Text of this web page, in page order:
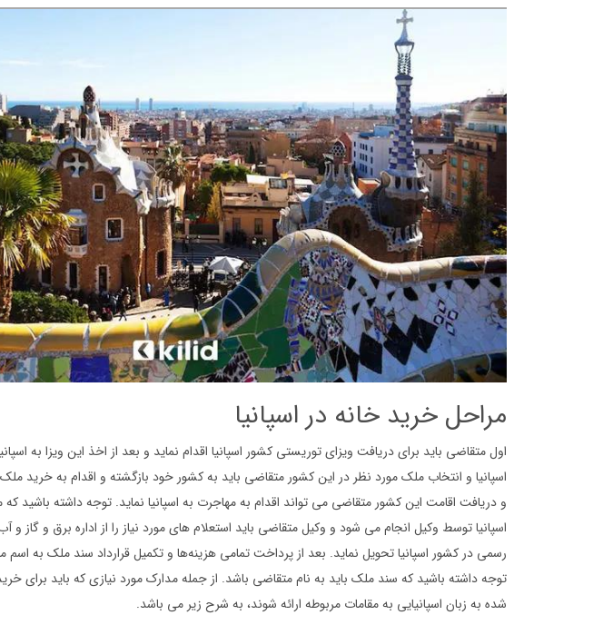
مراحل خرید خانه در اسپانیا
اول متقاضی باید برای دریافت ویزای توریستی کشور اسپانیا اقدام نماید و بعد از اخذ این ویزا به
اسپانیا و انتخاب ملک مورد نظر در این کشور متقاضی باید به کشور خود بازگشته و اقدام به خرید
و دریافت اقامت این کشور متقاضی می تواند اقدام به مهاجرت به اسپانیا نماید. توجه داشته باشید
اسپانیا توسط وکیل انجام می شود و وکیل متقاضی باید استعلام های مورد نیاز را از اداره برق و گاز و
رسمی در کشور اسپانیا تحویل نماید. بعد از پرداخت تمامی هزینه‌ها و تکمیل قرارداد سند ملک به
توجه داشته باشید که سند ملک باید به نام متقاضی باشد. از جمله مدارک مورد نیازی که باید برای
شده به زبان اسپانیایی به مقامات مربوطه ارائه شوند، به شرح زیر می باشد.